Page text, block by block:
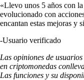
«Llevo unos 5 años con
evolucionado con
encantan estas mejoras y
-Usuario verificado
Las opiniones de
en criptomonedas
Las funciones y su